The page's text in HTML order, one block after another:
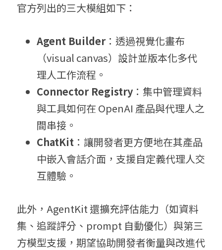
官方列出的三大模組如下：
Agent Builder：透過視覺化畫布
（visual canvas）設計並版本化多代
理人工作流程。
Connector Registry ：集中管理資料
與工具如何在 OpenAI 產品與代理人之
間串接。
ChatKit ：讓開發者更方便地在其產品
中嵌入會話介面，支援自定義代理人交
互體驗。
此外，AgentKit 還擴充評估能力（如資料
集、追蹤評分、prompt 自動優化）與第三
方模型支援，期望協助開發者衡量與改進代